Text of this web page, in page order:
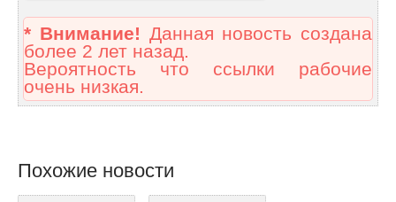
* Внимание! Данная новость создана
более 2 лет назад.
Вероятность что ссылки рабочие
очень низкая.
Похожие новости